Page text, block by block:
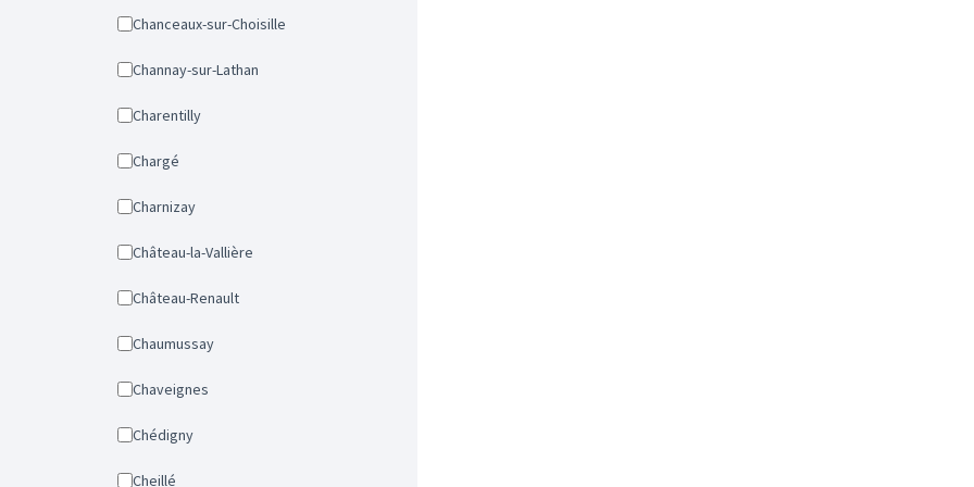
Chanceaux-sur-Choisille
Channay-sur-Lathan
Charentilly
Chargé
Charnizay
Château-la-Vallière
Château-Renault
Chaumussay
Chaveignes
Chédigny
Cheillé